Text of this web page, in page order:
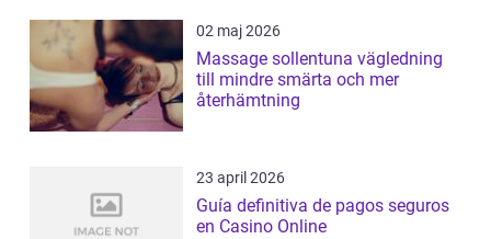
02 maj 2026
Massage sollentuna vägledning
till mindre smärta och mer
återhämtning
23 april 2026
Guía definitiva de pagos seguros
en Casino Online